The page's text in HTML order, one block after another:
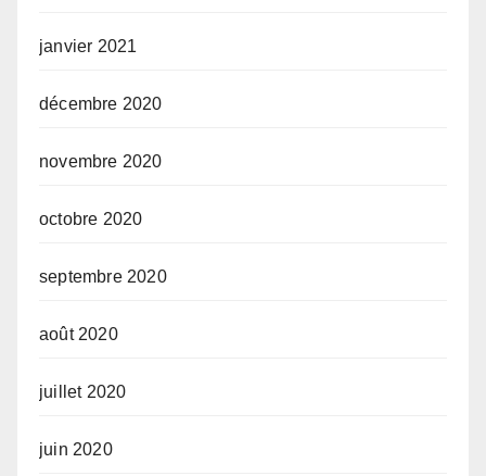
janvier 2021
décembre 2020
novembre 2020
octobre 2020
septembre 2020
août 2020
juillet 2020
juin 2020